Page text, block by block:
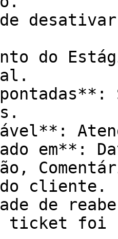
do
em**:
cliente.
de
ticket foi